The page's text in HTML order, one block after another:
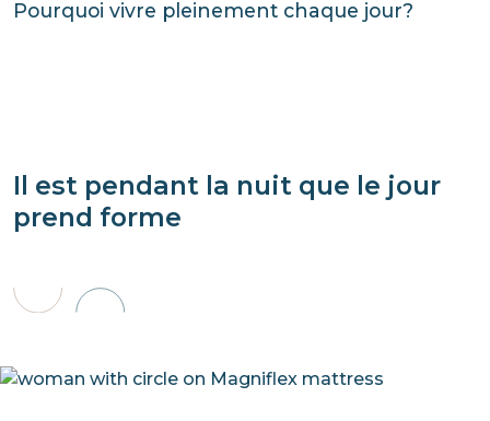
Pourquoi vivre pleinement chaque jour?
Il est pendant la nuit que le jour
prend forme